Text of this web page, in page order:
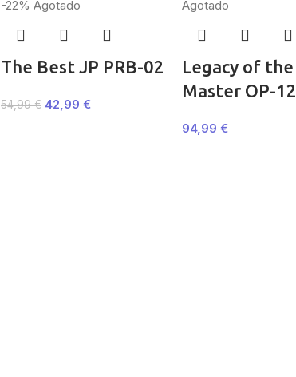
-22% Agotado
The Best JP PRB-02
54,99€ 42,99 €
Agotado
Legacy of the
Master OP-12
94,99 €